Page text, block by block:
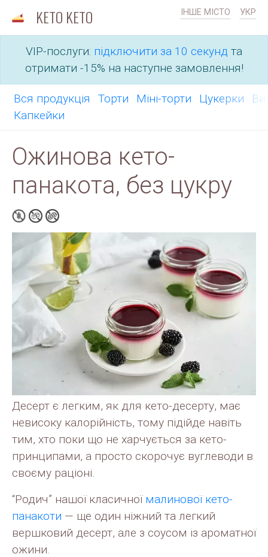
KETO KETO ІНШЕ МІСТО УКР
VIP-послуги: підключити за 10 секунд та
отримати -15% на наступне замовлення!
Вся продукція Торти Міні-торти Цукерки
Капкейки
Ожинова кето-
панакота, без цукру
Десерт є легким, як для кето-десерту, має
невисоку калорійність, тому підійде навіть
тим, хто поки що не харчується за кето-
принципами, а просто скорочує вуглеводи в
своєму раціоні.
“Родич” нашої класичної малинової кето-
панакоти — ще один ніжний та легкий
вершковий десерт, але з соусом із ароматної
ожини.